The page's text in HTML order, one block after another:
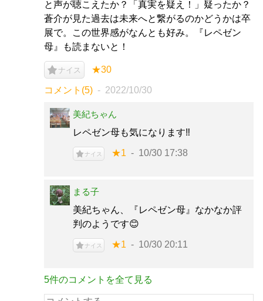
と声が聴こえたか？「真実を疑え！」疑ったか？
蒼介が見た過去は未来へと繋がるのかどうかは卒
展で。この世界感がなんとも好み。『レペゼン
母』も読まないと！
ナイス ★30
コメント(5) 2022/10/30
美紀ちゃん
レペゼン母も気になります‼️
ナイス ★1 10/30 17:38
まる子
美紀ちゃん、『レペゼン母』なかなか評
判のようです😊
ナイス ★1 10/30 20:11
5件のコメントを全て見る